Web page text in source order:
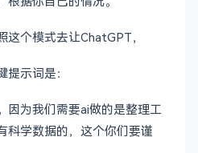
个模式去让ChatGPT，
示词是：
因为我们需要ai做的是整理工
科学数据的，这个你们要谨